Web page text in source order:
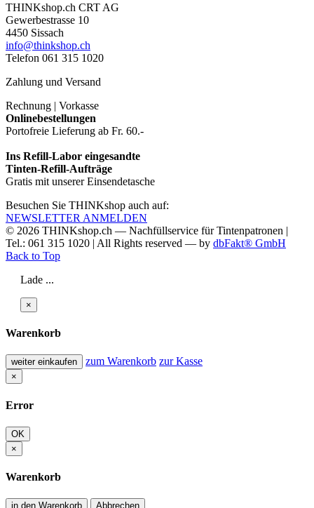
THINKshop.ch CRT AG
Gewerbestrasse 10
4450 Sissach
info@thinkshop.ch
Telefon 061 315 1020
Zahlung und Versand
Rechnung | Vorkasse
Onlinebestellungen
Portofreie Lieferung ab Fr. 60.-
Ins Refill-Labor eingesandte
Tinten-Refill-Aufträge
Gratis mit unserer Einsendetasche
Besuchen Sie THINKshop auch auf:
NEWSLETTER ANMELDEN
© 2026 THINKshop.ch — Nachfüllservice fürTintenpatronen |
Tel.: 061 315 1020 | All Rights reserved — by dbFakt® GmbH
Back to Top
Lade ...
×
Warenkorb
weiter einkaufen zum Warenkorb zur Kasse
×
Error
OK
×
Warenkorb
in den Warenkorb Abbrechen